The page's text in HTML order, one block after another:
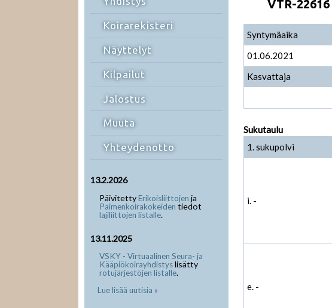
Koirarekisteri
Näyttelyt
Kilpailut
Jalostus
Muuta
Yhteydenotto
13.2.2026
PäivitettyErikoisliittojen ja
Paimenkoirakokeiden tiedot
lajiliittojen listalle.
13.11.2025
VSKY - Virtuaalinen Seura- ja
Kääpiökoirayhdistyslisätty
rotujärjestöjen listalle.
Lue lisää uutisia »
VTR-22616
Syntymäaika
01.06.2021
Kasvattaja
Sukutaulu
1. sukupolvi
i. -
e. -